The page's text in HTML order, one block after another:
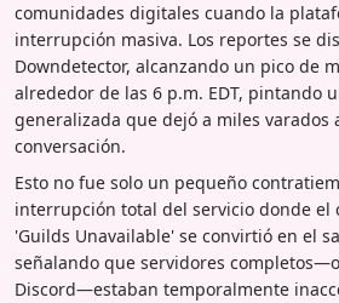
comunidades digitales cuando la
interrupción masiva. Los reportes se
Downdetector, alcanzando un pico de
alrededor de las 6 p.m. EDT, pintando
generalizada que dejó a miles varados
conversación.
Esto no fue solo un pequeño
interrupción total del servicio donde el
'Guilds Unavailable' se convirtió en el
señalando que servidores
Discord—estaban temporalmente